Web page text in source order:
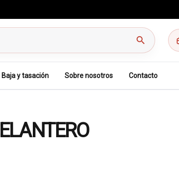
search
Baja y tasación Sobre nosotros Contacto